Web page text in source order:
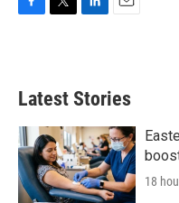
b
o
k
e
e
d
n
Latest Stories
18